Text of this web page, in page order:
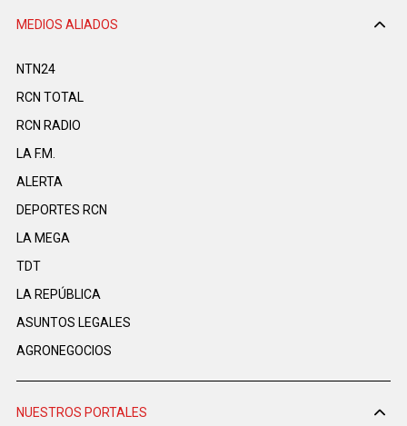
MEDIOS ALIADOS
NTN24
RCN TOTAL
RCN RADIO
LA F.M.
ALERTA
DEPORTES RCN
LA MEGA
TDT
LA REPÚBLICA
ASUNTOS LEGALES
AGRONEGOCIOS
NUESTROS PORTALES